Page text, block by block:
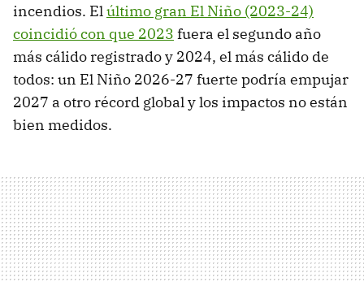
incendios. Elúltimo gran El Niño (2023-24)
coincidió con que 2023 fuera el segundo año
más cálido registrado y 2024, el más cálido de
todos: un El Niño 2026-27 fuerte podría empujar
2027 a otro récord global y los impactos no están
bien medidos.